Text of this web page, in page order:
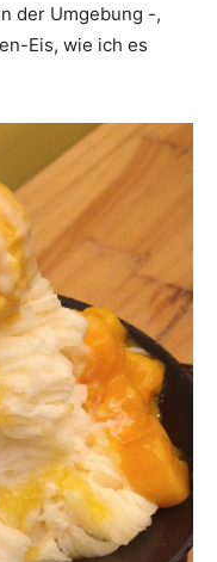
der Umgebung -,
Eis, wie ich es